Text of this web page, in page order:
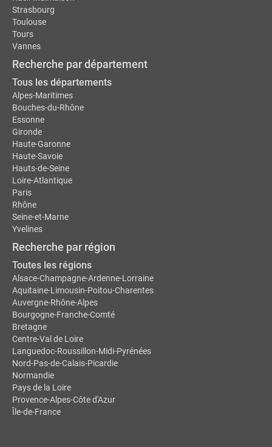
Strasbourg
Toulouse
Tours
Vannes
Recherche par département
Tous les départements
Alpes-Maritimes
Bouches-du-Rhône
Essonne
Gironde
Haute-Garonne
Haute-Savoie
Hauts-de-Seine
Loire-Atlantique
Paris
Rhône
Seine-et-Marne
Yvelines
Recherche par région
Toutes les régions
Alsace-Champagne-Ardenne-Lorraine
Aquitaine-Limousin-Poitou-Charentes
Auvergne-Rhône-Alpes
Bourgogne-Franche-Comté
Bretagne
Centre-Val de Loire
Languedoc-Roussillon-Midi-Pyrénées
Nord-Pas-de-Calais-Picardie
Normandie
Pays de la Loire
Provence-Alpes-Côte d'Azur
Île-de-France